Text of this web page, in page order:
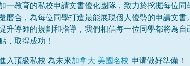
一教育的私校申請文書優化團隊，致力於挖掘每位同
磨合，為每位同學打造最能展現個人優勢的申請文
升導師的規劃和指導，我們相信每一位同學都將為
，取得成功！
入頂級私校 為未來加拿大 美國名校 申请做好準備！